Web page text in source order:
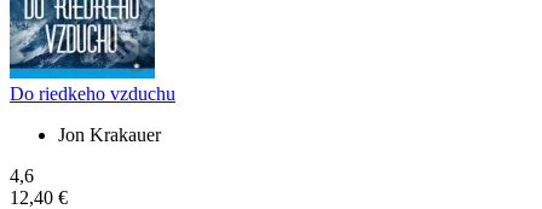
Do riedkeho vzduchu
Jon Krakauer
4,6
12,40 €